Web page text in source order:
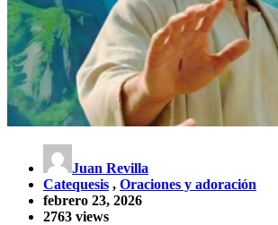
Juan Revilla
Catequesis , Oraciones y adoración
febrero 23, 2026
2763 views